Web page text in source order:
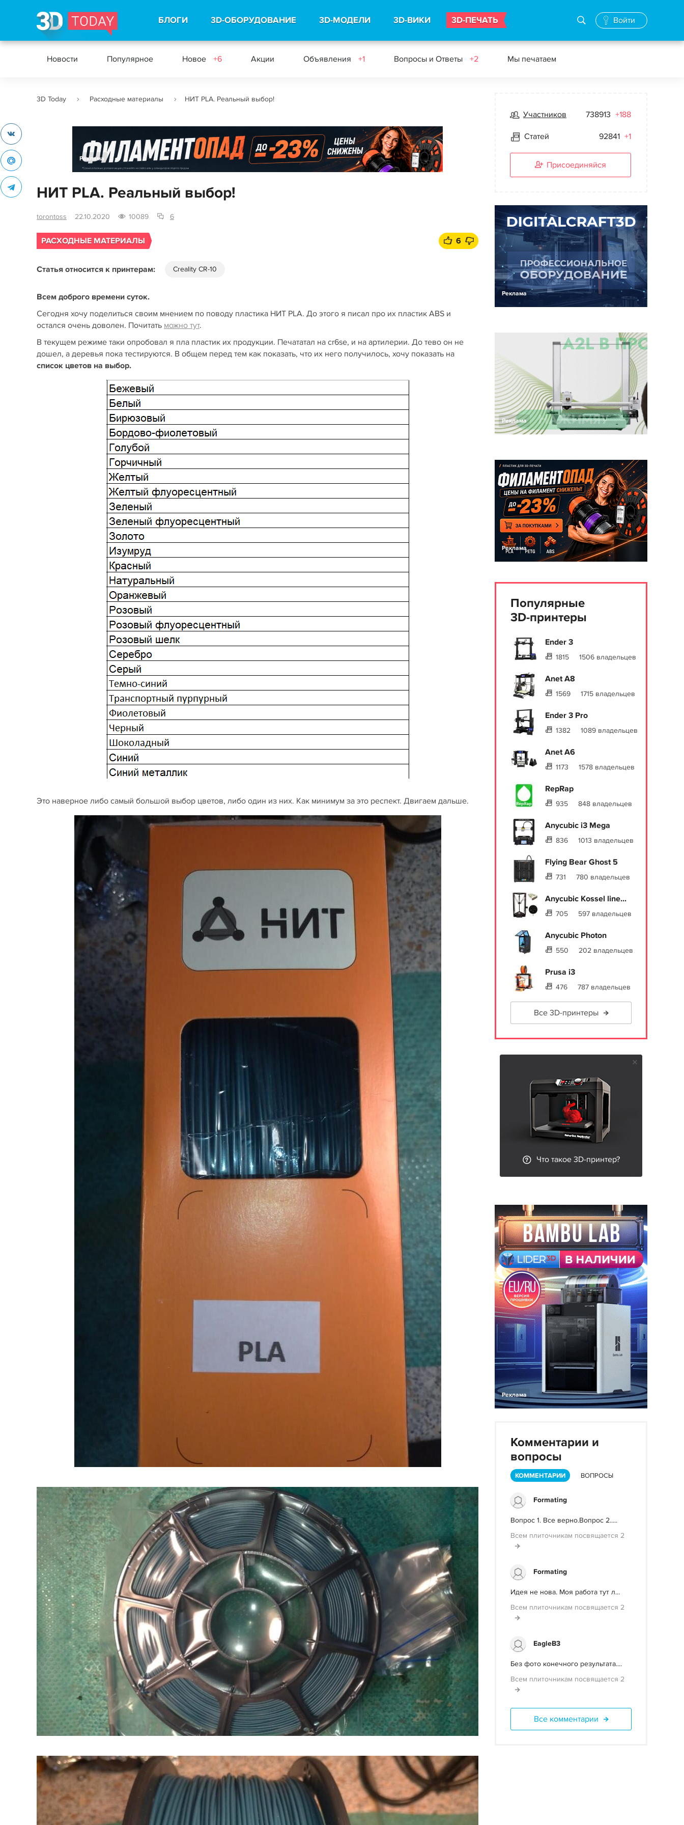
БЛОГИ 3D-ОБОРУДОВАНИЕ 3D-МОДЕЛИ 3D-ВИКИ 3D-ПЕЧАТЬ Войти
Новости Популярное Новое +6 Акции Объявления +1 Вопросы и Ответы +2 Мы печатаем
3D Today Расходные материалы НИТ PLA. Реальный выбор!
Реклама
НИТ PLA. Реальный выбор!
torontoss 22.10.2020 10089 6
РАСХОДНЫЕ МАТЕРИАЛЫ 6
Статья относится к принтерам: Creality CR-10
Всем доброго времени суток.
Сегодня хочу поделиться своим мнением по поводу пластика НИТ PLA. До этого я писал про их пластик ABS и
остался очень доволен. Почитать можно тут.
В текущем режиме таки опробовал я пла пластик их продукции. Печататал на cr6se, и на артилерии. До тево он не
дошел, а деревья пока тестируются. В общем перед тем как показать, что их него получилось, хочу показать на
список цветов на выбор.
Это наверное либо самый большой выбор цветов, либо один из них. Как минимум за это респект. Двигаем дальше.
Участников 738913 +188
Статей 92841 +1
Присоединяйся
Реклама
Реклама
Реклама
Популярные
3D-принтеры
Ender 3
1815 1506 владельцев
Anet A8
1569 1715 владельцев
Ender 3 Pro
1382 1089 владельцев
Anet A6
1173 1578 владельцев
RepRap
935 848 владельцев
Anycubic i3 Mega
836 1013 владельцев
Flying Bear Ghost 5
731 780 владельцев
Anycubic Kossel line...
705 597 владельцев
Anycubic Photon
550 202 владельцев
Prusa i3
476 787 владельцев
Все 3D-принтеры
Что такое 3D-принтер?
Реклама
Комментарии и
вопросы
КОММЕНТАРИИ ВОПРОСЫ
Formating
Вопрос 1. Все верно.Вопрос 2.....
Всем плиточникам посвящается 2
Formating
Идея не нова. Моя работа тут л...
Всем плиточникам посвящается 2
EagleB3
Без фото конечного результата....
Всем плиточникам посвящается 2
Все комментарии